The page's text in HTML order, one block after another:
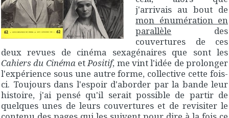
j'arrivais au bout de
mon énumération en
parallèle des
couvertures de ces
deux revues de cinéma sexagénaires que sont les
Cahiers du CinémaetPositif, me vint l'idée de prolonger
l'expérience sous une autre forme, collective cette fois-
ci. Toujours dans l'espoir d'aborder par la bande leur
histoire, j'ai pensé qu'il serait possible de partir de
quelques unes de leurs couvertures et de revisiter le